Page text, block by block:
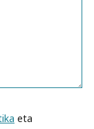
eta